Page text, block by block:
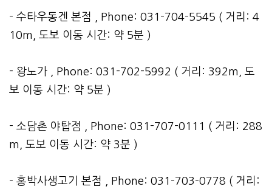
- 수타우동겐 본점 , Phone: 031-704-5545 ( 거리: 4
10m, 도보 이동 시간: 약 5분 )
- 왕노가 , Phone: 031-702-5992 ( 거리: 392m, 도
보 이동 시간: 약 5분 )
- 소담촌 야탑점 , Phone: 031-707-0111 ( 거리: 288
m, 도보 이동 시간: 약 3분 )
- 홍박사생고기 본점 , Phone: 031-703-0778 ( 거리: